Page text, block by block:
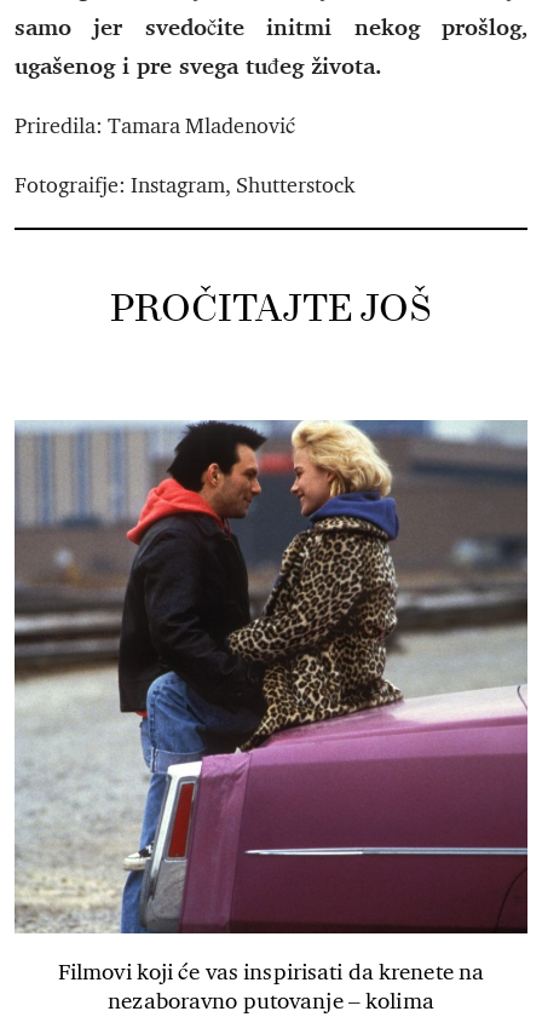
samo jer svedočite initmi nekog prošlog,
ugašenog i pre svega tuđeg života.
Priredila: Tamara Mladenović
Fotograifje: Instagram, Shutterstock
PROČITAJTE JOŠ
Filmovi koji će vas inspirisati da krenete na
nezaboravno putovanje – kolima